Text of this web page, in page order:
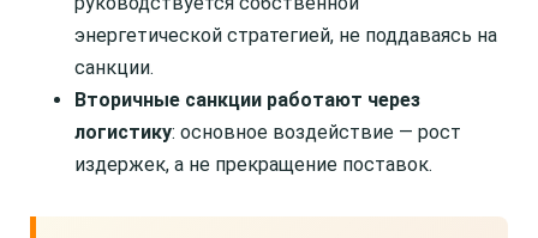
энергетической стратегией, не поддаваясь на
санкции.
Вторичные санкции работают через
логистику: основное воздействие — рост
издержек, а не прекращение поставок.